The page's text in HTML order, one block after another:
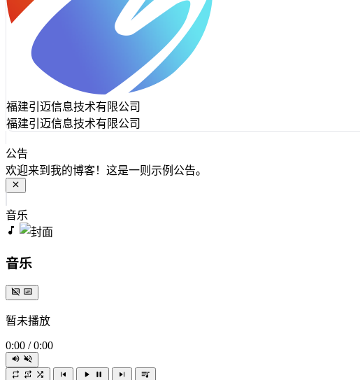
福建引迈信息技术有限公司
福建引迈信息技术有限公司
公告
欢迎来到我的博客！这是一则示例公告。
音乐
音乐
暂未播放
0:00 / 0:00